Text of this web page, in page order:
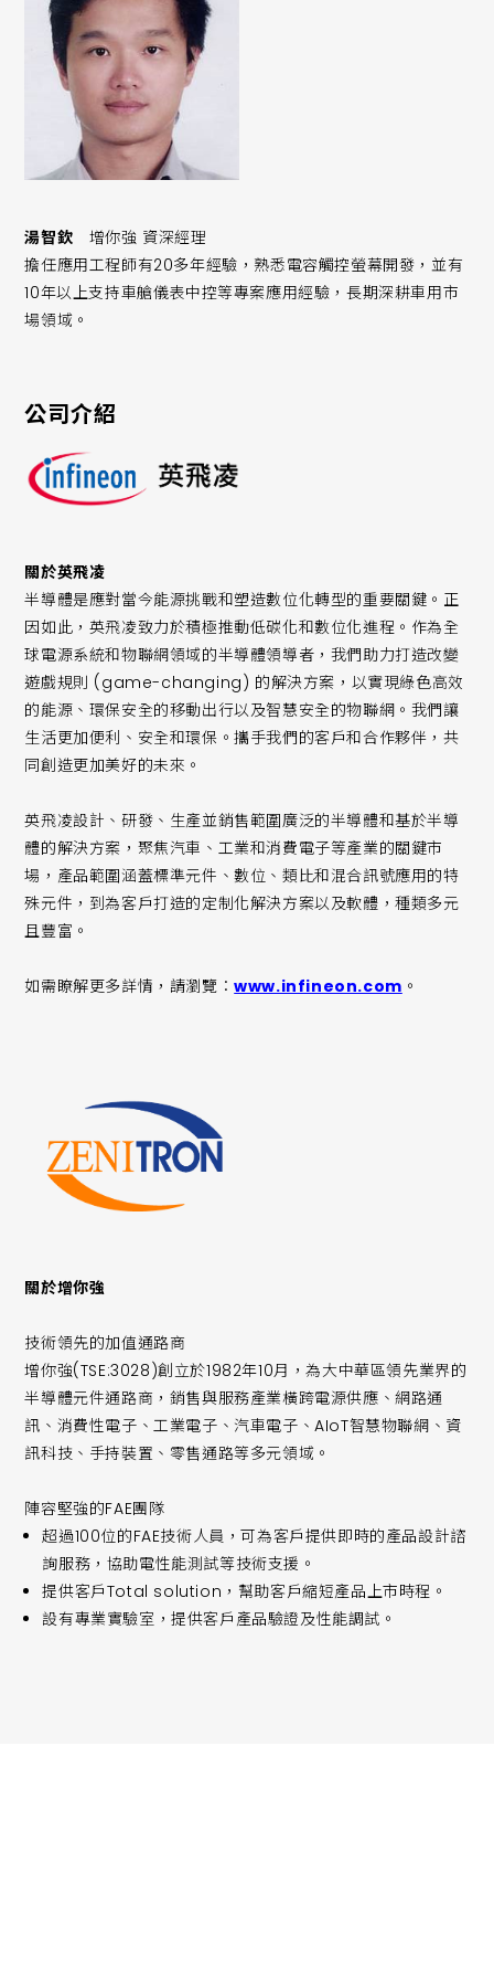
湯智欽 增你強 資深經理
擔任應用工程師有20多年經驗，熟悉電容觸控螢幕開發，並有
10年以上支持車艙儀表中控等專案應用經驗，長期深耕車用市
場領域。
公司介紹
關於英飛凌
半導體是應對當今能源挑戰和塑造數位化轉型的重要關鍵。正
因如此，英飛凌致力於積極推動低碳化和數位化進程。作為全
球電源系統和物聯網領域的半導體領導者，我們助力打造改變
遊戲規則 (game-changing) 的解決方案，以實現綠色高效
的能源、環保安全的移動出行以及智慧安全的物聯網。我們讓
生活更加便利、安全和環保。攜手我們的客戶和合作夥伴，共
同創造更加美好的未來。
英飛凌設計、研發、生產並銷售範圍廣泛的半導體和基於半導
體的解決方案，聚焦汽車、工業和消費電子等產業的關鍵市
場，產品範圍涵蓋標準元件、數位、類比和混合訊號應用的特
殊元件，到為客戶打造的定制化解決方案以及軟體，種類多元
且豐富。
如需瞭解更多詳情，請瀏覽：www.infineon.com 。
關於增你強
技術領先的加值通路商
增你強(TSE:3028)創立於1982年10月，為大中華區領先業界的
半導體元件通路商，銷售與服務產業橫跨電源供應、網路通
訊、消費性電子、工業電子、汽車電子、AIoT智慧物聯網、資
訊科技、手持裝置、零售通路等多元領域。
陣容堅強的FAE團隊
超過100位的FAE技術人員，可為客戶提供即時的產品設計諮
詢服務，協助電性能測試等技術支援。
提供客戶Total solution，幫助客戶縮短產品上市時程。
設有專業實驗室，提供客戶產品驗證及性能調試。